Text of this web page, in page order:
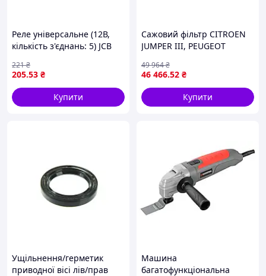
Реле універсальне (12В,
кількість з'єднань: 5) JCB
2, 3CX-4, 3CXC, 3CXS, 3CXT,
4CX, 4CXC ANAC MAKINA
205.53 ₴
221₴
Купити
Сажовий фільтр CITROEN
JUMPER III, PEUGEOT
CATALYSTS BM31038H
46 466.52 ₴
49 964₴
Купити
Ущільнення/герметик
приводної вісі лів/прав
Машина
багатофункціональна